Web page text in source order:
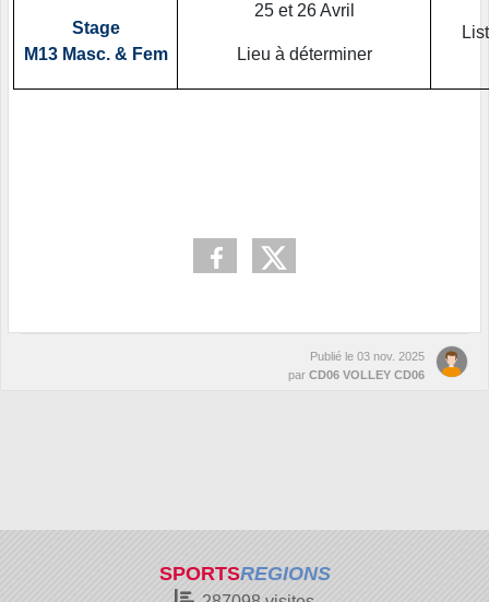
Stage
M13 Masc. & Fem
25 et 26 Avril
Lieu à déterminer
Publié le 03 nov. 2025
par CD06 VOLLEY CD06
SPORTSREGIONS